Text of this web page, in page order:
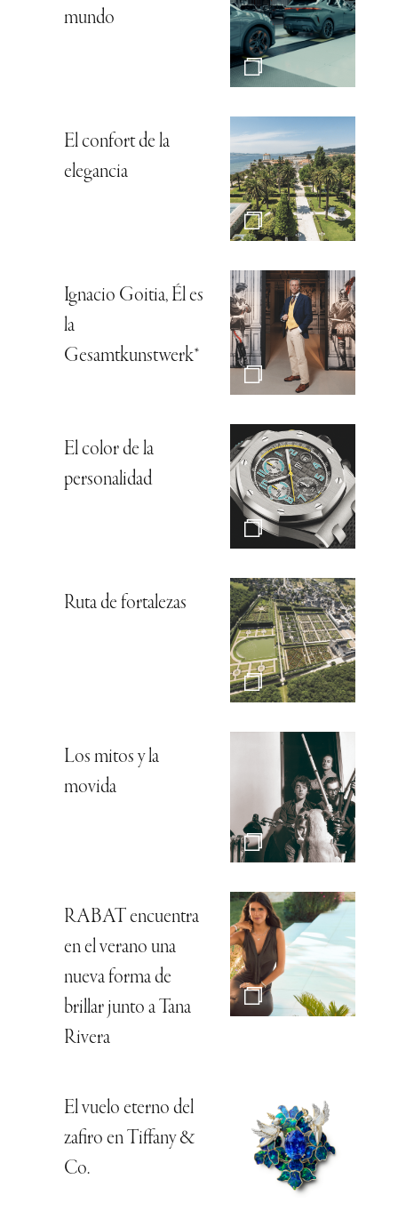
mundo
El confort de la
elegancia
Ignacio Goitia, Él es
la
Gesamtkunstwerk*
El color de la
personalidad
Ruta de fortalezas
Los mitos y la
movida
RABAT encuentra
en el verano una
nueva forma de
brillar junto a Tana
Rivera
El vuelo eterno del
zafiro en Tiffany &
Co.